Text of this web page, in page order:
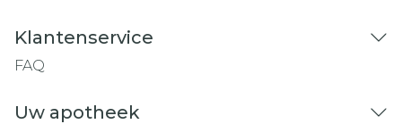
Klantenservice
FAQ
Uw apotheek